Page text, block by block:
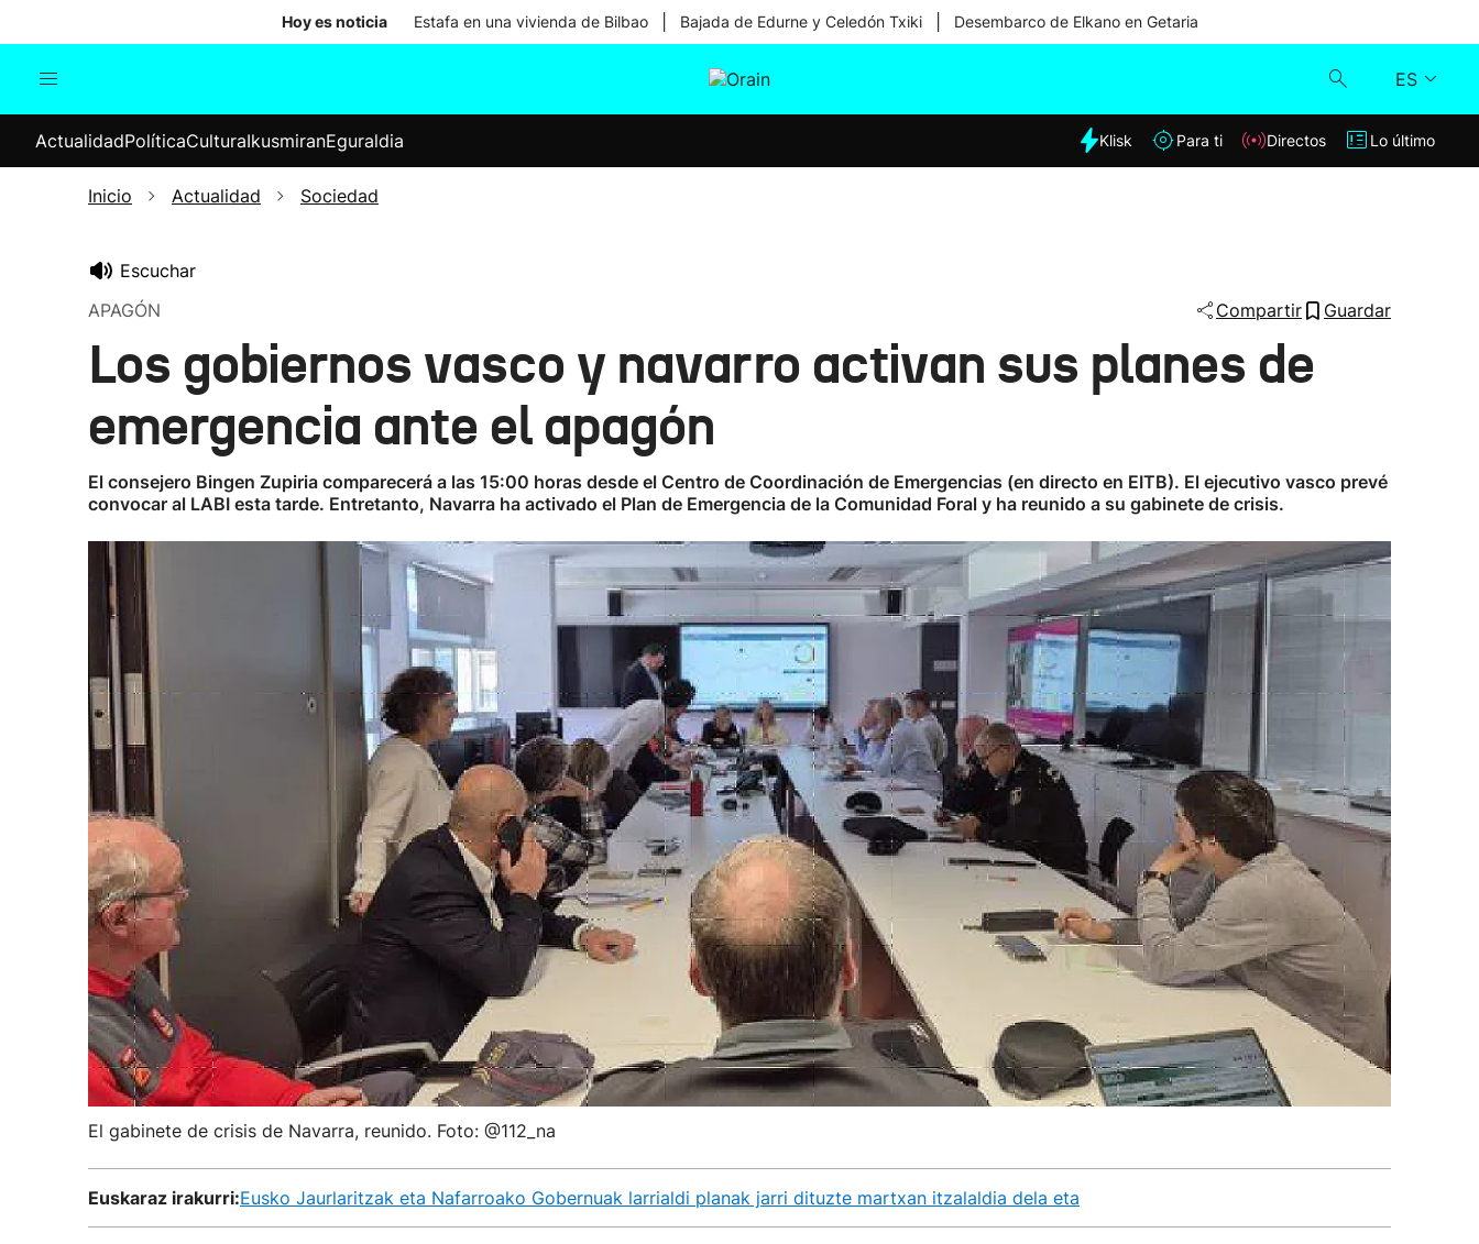
Hoy es noticia Estafa en una vivienda de Bilbao Bajada de Edurne y Celedón Txiki Desembarco de Elkano en Getaria
ES
Internacional
Elecciones
Klisk
ActualidadPolíticaCulturaIkusmiranEguraldia Klisk Para ti Directos Lo último
Inicio Actualidad Sociedad
Escuchar
APAGÓN
Compartir Guardar
Los gobiernos vasco y navarro activan sus planes de
emergencia ante el apagón
El consejero Bingen Zupiria comparecerá a las 15:00 horas desde el Centro de Coordinación de Emergencias (en directo en EITB). El ejecutivo vasco prevé
convocar al LABI esta tarde. Entretanto, Navarra ha activado el Plan de Emergencia de la Comunidad Foral y ha reunido a su gabinete de crisis.
El gabinete de crisis de Navarra, reunido. Foto: @112_na
Euskaraz irakurri:Eusko Jaurlaritzak eta Nafarroako Gobernuak larrialdi planak jarri dituzte martxan itzalaldia dela eta